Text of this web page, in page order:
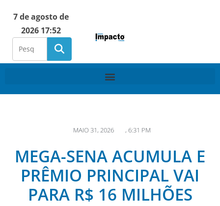
7 de agosto de
2026 17:52
MAIO 31, 2026 , 6:31 PM
MEGA-SENA ACUMULA E
PRÊMIO PRINCIPAL VAI
PARA R$ 16 MILHÕES